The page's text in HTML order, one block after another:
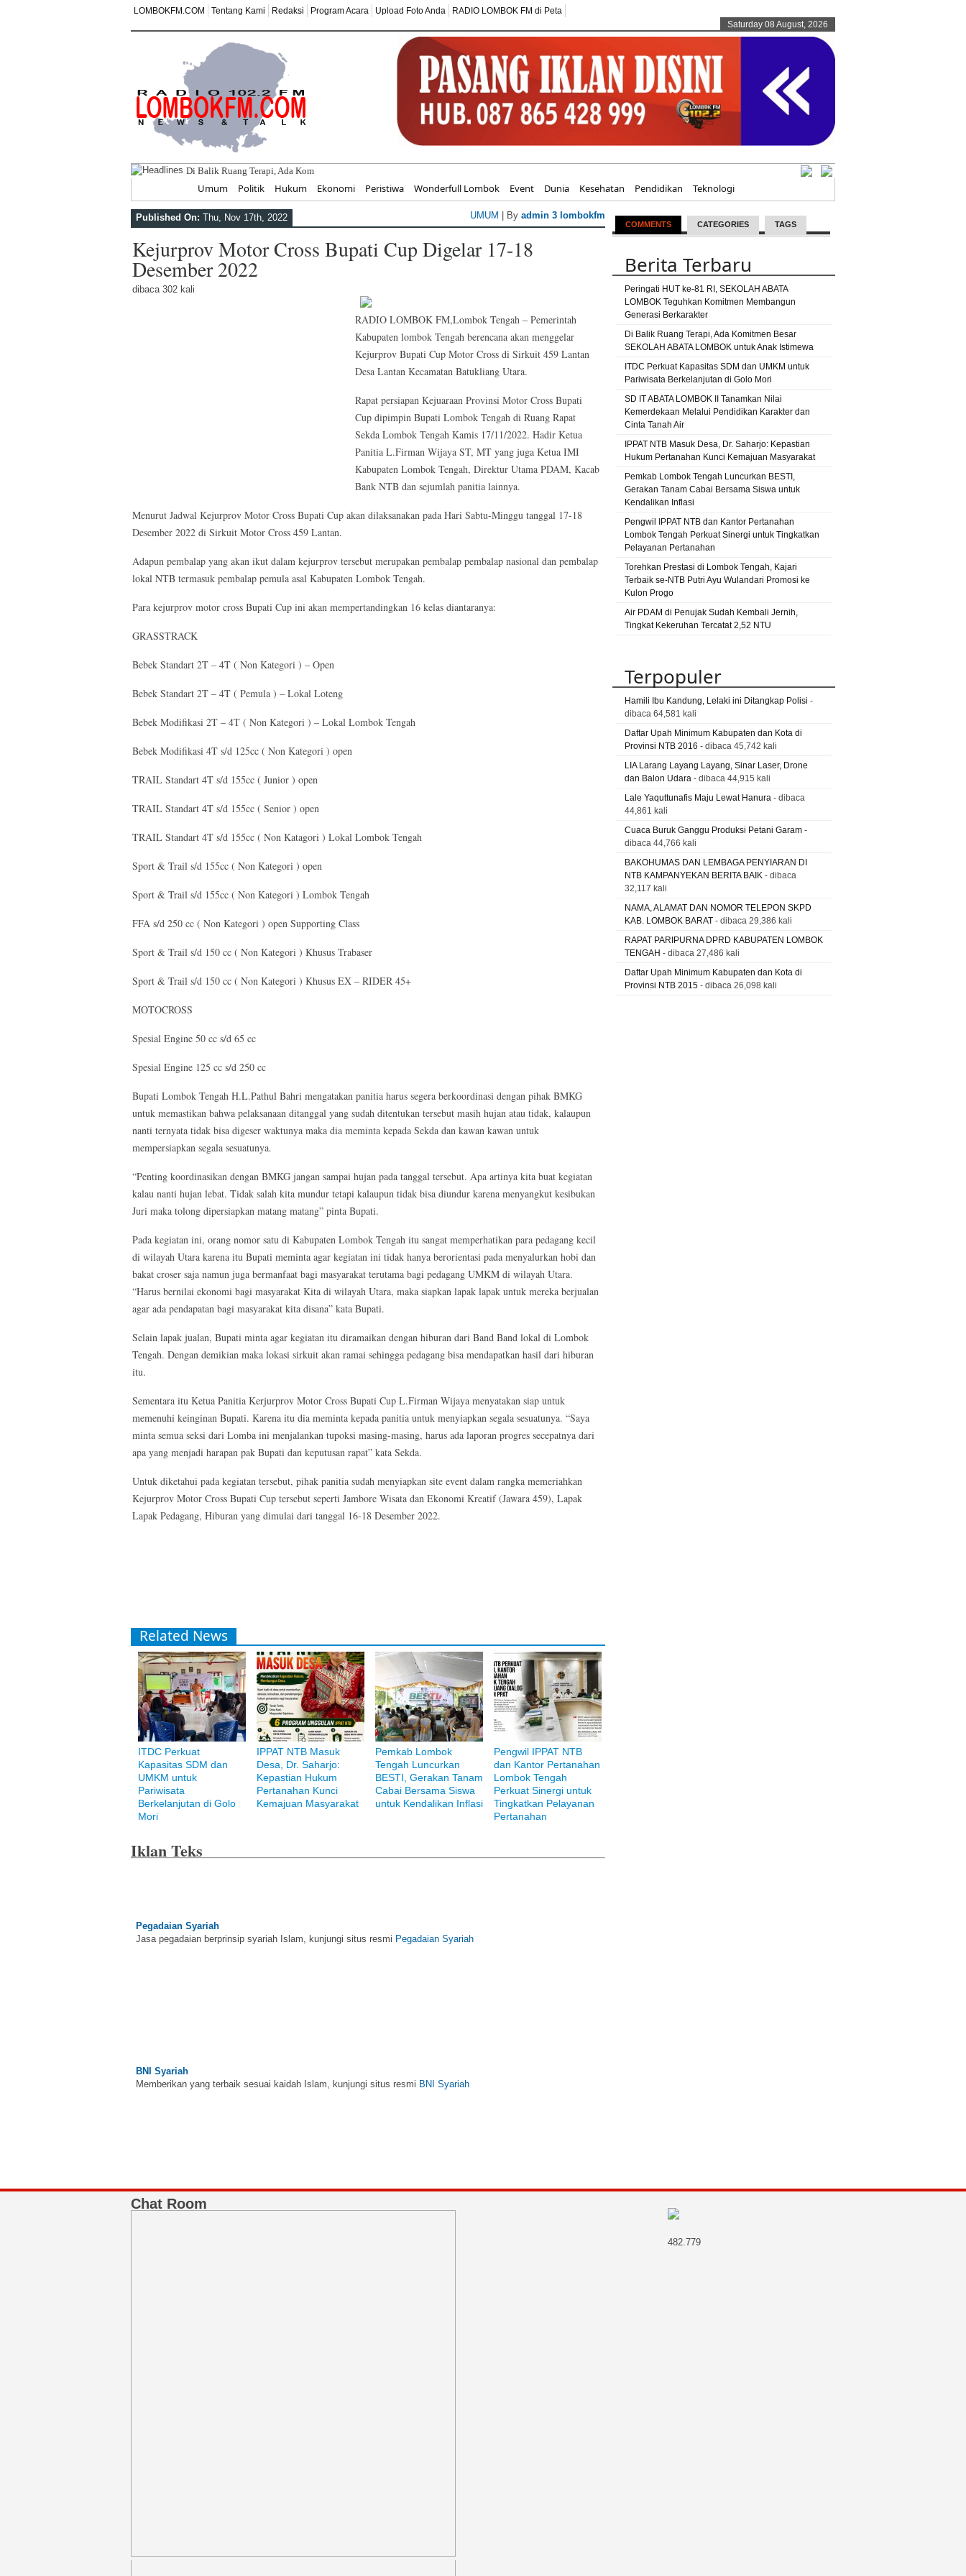
LOMBOKFM.COM Tentang Kami Redaksi Program Acara Upload Foto Anda
RADIO LOMBOK FM di Peta
Saturday 08 August, 2026
Di Balik Ruang Terapi, Ada Komitmen Besar SEKOLAH ABATA L
Umum Politik Hukum Ekonomi Peristiwa Wonderfull Lombok Event Dunia Kesehatan Pendidikan Teknologi
Published On: Thu, Nov 17th, 2022 UMUM | By admin 3 lombokfm
Kejurprov Motor Cross Bupati Cup Digelar 17-18
Desember 2022
dibaca 302 kali
RADIO LOMBOK FM,Lombok Tengah – Pemerintah
Kabupaten lombok Tengah berencana akan menggelar
Kejurprov Bupati Cup Motor Cross di Sirkuit 459 Lantan
Desa Lantan Kecamatan Batukliang Utara.
Rapat persiapan Kejuaraan Provinsi Motor Cross Bupati
Cup dipimpin Bupati Lombok Tengah di Ruang Rapat
Sekda Lombok Tengah Kamis 17/11/2022. Hadir Ketua
Panitia L.Firman Wijaya ST, MT yang juga Ketua IMI
Kabupaten Lombok Tengah, Direktur Utama PDAM, Kacab
Bank NTB dan sejumlah panitia lainnya.
Menurut Jadwal Kejurprov Motor Cross Bupati Cup akan dilaksanakan pada Hari Sabtu-Minggu tanggal 17-18
Desember 2022 di Sirkuit Motor Cross 459 Lantan.
Adapun pembalap yang akan ikut dalam kejurprov tersebut merupakan pembalap pembalap nasional dan pembalap
lokal NTB termasuk pembalap pemula asal Kabupaten Lombok Tengah.
Para kejurprov motor cross Bupati Cup ini akan mempertandingkan 16 kelas diantaranya:
GRASSTRACK
Bebek Standart 2T – 4T ( Non Kategori ) – Open
Bebek Standart 2T – 4T ( Pemula ) – Lokal Loteng
Bebek Modifikasi 2T – 4T ( Non Kategori ) – Lokal Lombok Tengah
Bebek Modifikasi 4T s/d 125cc ( Non Kategori ) open
TRAIL Standart 4T s/d 155cc ( Junior ) open
TRAIL Standart 4T s/d 155cc ( Senior ) open
TRAIL Standart 4T s/d 155cc ( Non Katagori ) Lokal Lombok Tengah
Sport & Trail s/d 155cc ( Non Kategori ) open
Sport & Trail s/d 155cc ( Non Kategori ) Lombok Tengah
FFA s/d 250 cc ( Non Kategori ) open Supporting Class
Sport & Trail s/d 150 cc ( Non Kategori ) Khusus Trabaser
Sport & Trail s/d 150 cc ( Non Kategori ) Khusus EX – RIDER 45+
MOTOCROSS
Spesial Engine 50 cc s/d 65 cc
Spesial Engine 125 cc s/d 250 cc
Bupati Lombok Tengah H.L.Pathul Bahri mengatakan panitia harus segera berkoordinasi dengan pihak BMKG
untuk memastikan bahwa pelaksanaan ditanggal yang sudah ditentukan tersebut masih hujan atau tidak, kalaupun
nanti ternyata tidak bisa digeser waktunya maka dia meminta kepada Sekda dan kawan kawan untuk
mempersiapkan segala sesuatunya.
“Penting koordinasikan dengan BMKG jangan sampai hujan pada tanggal tersebut. Apa artinya kita buat kegiatan
kalau nanti hujan lebat. Tidak salah kita mundur tetapi kalaupun tidak bisa diundur karena menyangkut kesibukan
Juri maka tolong dipersiapkan matang matang” pinta Bupati.
Pada kegiatan ini, orang nomor satu di Kabupaten Lombok Tengah itu sangat memperhatikan para pedagang kecil
di wilayah Utara karena itu Bupati meminta agar kegiatan ini tidak hanya berorientasi pada menyalurkan hobi dan
bakat croser saja namun juga bermanfaat bagi masyarakat terutama bagi pedagang UMKM di wilayah Utara.
“Harus bernilai ekonomi bagi masyarakat Kita di wilayah Utara, maka siapkan lapak lapak untuk mereka berjualan
agar ada pendapatan bagi masyarakat kita disana” kata Bupati.
Selain lapak jualan, Bupati minta agar kegiatan itu diramaikan dengan hiburan dari Band Band lokal di Lombok
Tengah. Dengan demikian maka lokasi sirkuit akan ramai sehingga pedagang bisa mendapatkan hasil dari hiburan
itu.
Sementara itu Ketua Panitia Kerjurprov Motor Cross Bupati Cup L.Firman Wijaya menyatakan siap untuk
memenuhi keinginan Bupati. Karena itu dia meminta kepada panitia untuk menyiapkan segala sesuatunya. “Saya
minta semua seksi dari Lomba ini menjalankan tupoksi masing-masing, harus ada laporan progres secepatnya dari
apa yang menjadi harapan pak Bupati dan keputusan rapat” kata Sekda.
Untuk diketahui pada kegiatan tersebut, pihak panitia sudah menyiapkan site event dalam rangka memeriahkan
Kejurprov Motor Cross Bupati Cup tersebut seperti Jambore Wisata dan Ekonomi Kreatif (Jawara 459), Lapak
Lapak Pedagang, Hiburan yang dimulai dari tanggal 16-18 Desember 2022.
Related News
ITDC Perkuat
Kapasitas SDM dan
UMKM untuk
Pariwisata
Berkelanjutan di Golo
Mori
IPPAT NTB Masuk
Desa, Dr. Saharjo:
Kepastian Hukum
Pertanahan Kunci
Kemajuan Masyarakat
Pemkab Lombok
Tengah Luncurkan
BESTI, Gerakan Tanam
Cabai Bersama Siswa
untuk Kendalikan Inflasi
Pengwil IPPAT NTB
dan Kantor Pertanahan
Lombok Tengah
Perkuat Sinergi untuk
Tingkatkan Pelayanan
Pertanahan
Iklan Teks
Bank Muamalat
Raih ketenangan dengan akses yang luas di Bank Muamalat
COMMENTS CATEGORIES TAGS
Berita Terbaru
Peringati HUT ke-81 RI, SEKOLAH ABATA
LOMBOK Teguhkan Komitmen Membangun
Generasi Berkarakter
Di Balik Ruang Terapi, Ada Komitmen Besar
SEKOLAH ABATA LOMBOK untuk Anak Istimewa
ITDC Perkuat Kapasitas SDM dan UMKM untuk
Pariwisata Berkelanjutan di Golo Mori
SD IT ABATA LOMBOK II Tanamkan Nilai
Kemerdekaan Melalui Pendidikan Karakter dan
Cinta Tanah Air
IPPAT NTB Masuk Desa, Dr. Saharjo: Kepastian
Hukum Pertanahan Kunci Kemajuan Masyarakat
Pemkab Lombok Tengah Luncurkan BESTI,
Gerakan Tanam Cabai Bersama Siswa untuk
Kendalikan Inflasi
Pengwil IPPAT NTB dan Kantor Pertanahan
Lombok Tengah Perkuat Sinergi untuk Tingkatkan
Pelayanan Pertanahan
Torehkan Prestasi di Lombok Tengah, Kajari
Terbaik se-NTB Putri Ayu Wulandari Promosi ke
Kulon Progo
Air PDAM di Penujak Sudah Kembali Jernih,
Tingkat Kekeruhan Tercatat 2,52 NTU
Terpopuler
Hamili Ibu Kandung, Lelaki ini Ditangkap Polisi -
dibaca 64,581 kali
Daftar Upah Minimum Kabupaten dan Kota di
Provinsi NTB 2016 - dibaca 45,742 kali
LIA Larang Layang Layang, Sinar Laser, Drone
dan Balon Udara - dibaca 44,915 kali
Lale Yaquttunafis Maju Lewat Hanura - dibaca
44,861 kali
Cuaca Buruk Ganggu Produksi Petani Garam -
dibaca 44,766 kali
BAKOHUMAS DAN LEMBAGA PENYIARAN DI
NTB KAMPANYEKAN BERITA BAIK - dibaca
32,117 kali
NAMA, ALAMAT DAN NOMOR TELEPON SKPD
KAB. LOMBOK BARAT - dibaca 29,386 kali
RAPAT PARIPURNA DPRD KABUPATEN LOMBOK
TENGAH - dibaca 27,486 kali
Daftar Upah Minimum Kabupaten dan Kota di
Provinsi NTB 2015 - dibaca 26,098 kali
Chat Room
482.779